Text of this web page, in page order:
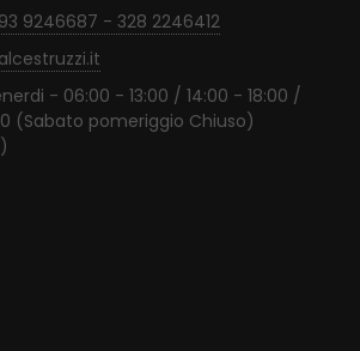
9246687 - 328 2246412
- 06:00 - 13:00 / 14:00 - 18:00 /
(Sabato pomeriggio Chiuso)